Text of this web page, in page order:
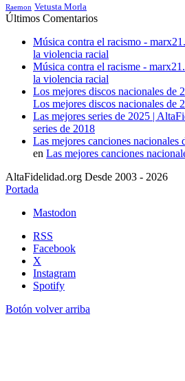
Raemon Vetusta Morla
Últimos Comentarios
Música contra el racismo -
la violencia racial
Música contra el racisme -
la violencia racial
Los mejores discos nacionales de
Los mejores discos nacionales de
Las mejores series de 2025 |
series de 2018
Las mejores canciones
en Las mejores canciones
AltaFidelidad.org Desde 2003 - 2026
Portada
Mastodon
RSS
Facebook
X
Instagram
Spotify
Botón volver arriba